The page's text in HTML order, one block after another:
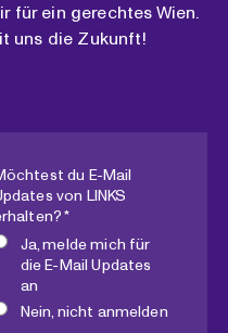
für ein gerechtes Wien.
uns die Zukunft!
du E-Mail
von LINKS
*
Ja, melde mich für
die E-Mail Updates
an
Nein, nicht anmelden